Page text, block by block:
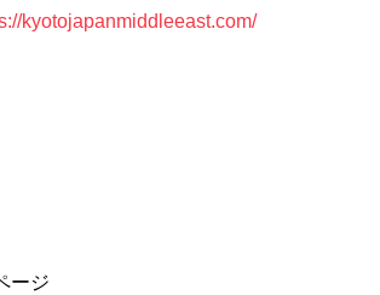
kyotojapanmiddleeast.com/
ージ